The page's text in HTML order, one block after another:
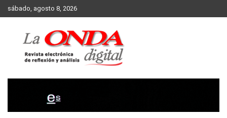
Skip
to
sábado, agosto 8, 2026